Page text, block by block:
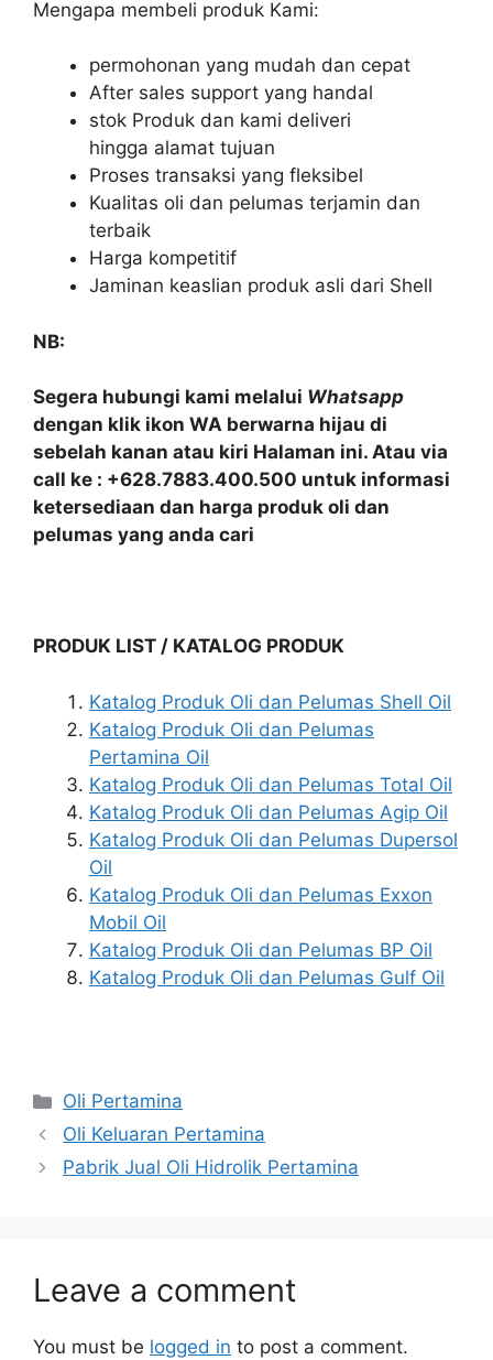
Mengapa membeli produk Kami:
permohonan yang mudah dan cepat
After sales support yang handal
stok Produk dan kami deliveri
hingga alamat tujuan
Proses transaksi yang fleksibel
Kualitas oli dan pelumas terjamin dan
terbaik
Harga kompetitif
Jaminan keaslian produk asli dari Shell
NB:
Segera hubungi kami melalui Whatsapp
dengan klik ikon WA berwarna hijau di
sebelah kanan atau kiri Halaman ini. Atau via
call ke : +628.7883.400.500 untuk informasi
ketersediaan dan harga produk oli dan
pelumas yang anda cari
PRODUK LIST / KATALOG PRODUK
Katalog Produk Oli dan Pelumas Shell Oil
Katalog Produk Oli dan Pelumas
Pertamina Oil
Katalog Produk Oli dan Pelumas Total Oil
Katalog Produk Oli dan Pelumas Agip Oil
Katalog Produk Oli dan Pelumas Dupersol
Oil
Katalog Produk Oli dan Pelumas Exxon
Mobil Oil
Katalog Produk Oli dan Pelumas BP Oil
Katalog Produk Oli dan Pelumas Gulf Oil
Oli Pertamina
Oli Keluaran Pertamina
Pabrik Jual Oli Hidrolik Pertamina
Leave a comment
You must be logged in to post a comment.